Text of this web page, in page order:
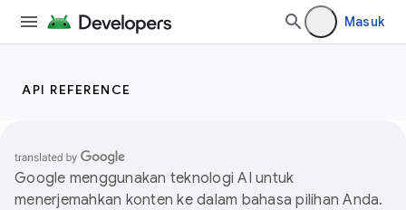
Masuk
API REFERENCE
Google menggunakan teknologi AI untuk
menerjemahkan konten ke dalam bahasa pilihan Anda.